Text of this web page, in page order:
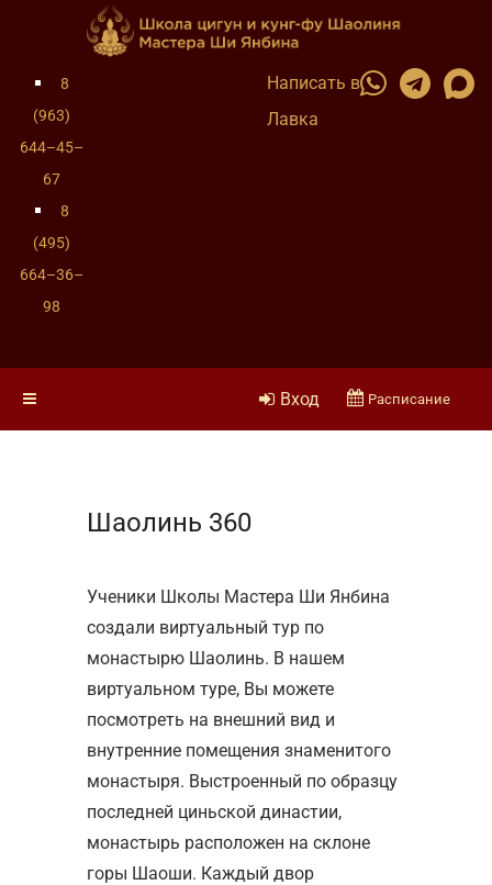
8
(963)
644–45–
67
8
(495)
664–36–
98
Написать в
Лавка
Вход Расписание
Шаолинь 360
Ученики Школы Мастера Ши Янбина
создали виртуальный тур по
монастырю Шаолинь. В нашем
виртуальном туре, Вы можете
посмотреть на внешний вид и
внутренние помещения знаменитого
монастыря. Выстроенный по образцу
последней циньской династии,
монастырь расположен на склоне
горы Шаоши. Каждый двор